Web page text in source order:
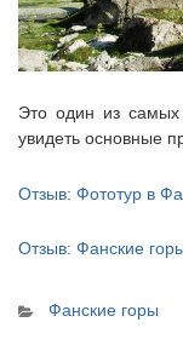
Это один из
увидеть основные
Отзыв: Фототур в
Отзыв: Фанские
Categories
Фанские горы